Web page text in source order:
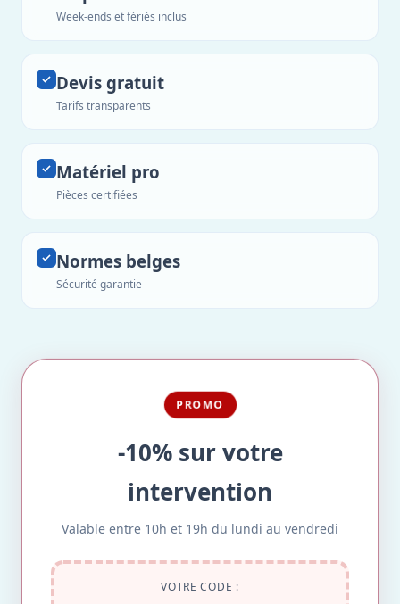
Week-ends et fériés inclus
Devis gratuit
Tarifs transparents
Matériel pro
Pièces certifiées
Normes belges
Sécurité garantie
PROMO
-10% sur votre
intervention
Valable entre 10h et 19h du lundi au vendredi
VOTRE CODE :